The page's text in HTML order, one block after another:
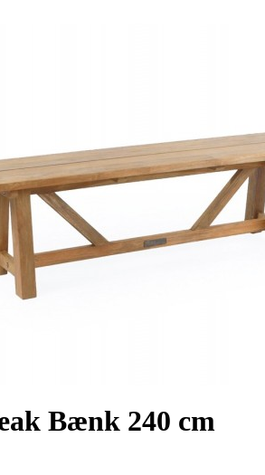
Bænk 240 cm